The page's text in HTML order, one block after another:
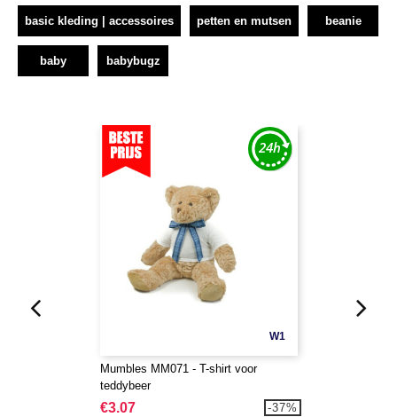
basic kleding | accessoires petten en mutsen beanie
baby babybugz
W1
Mumbles MM071 - T-shirt voor
teddybeer
€3.07 -37%